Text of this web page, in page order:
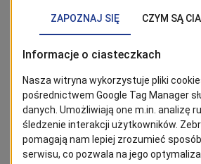
Tak wygląda codzienna praca
w Szczecinie
Dostarczają świeżą, zdrową
bez przegotowania dzięki